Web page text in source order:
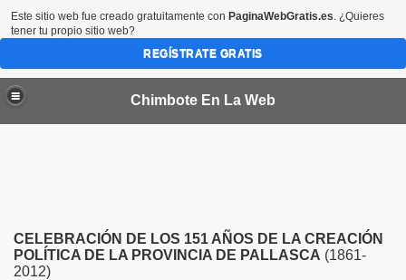
Chimbote En La Web
CELEBRACIÓN DE LOS 151 AÑOS DE LA CREACIÓN
POLÍTICA DE LA PROVINCIA DE PALLASCA (1861-
2012)
Este sitio web fue creado gratuitamente con PaginaWebGratis.es. ¿Quieres
tener tu propio sitio web?
REGÍSTRATE GRATIS